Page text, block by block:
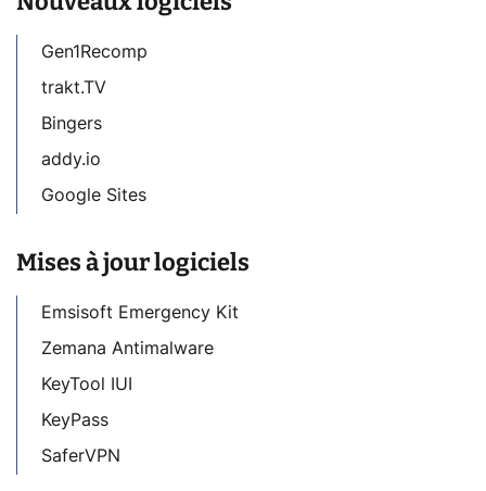
Gen1Recomp
trakt.TV
Bingers
addy.io
Google Sites
Mises à jour logiciels
Emsisoft Emergency Kit
Zemana Antimalware
KeyTool IUI
KeyPass
SaferVPN